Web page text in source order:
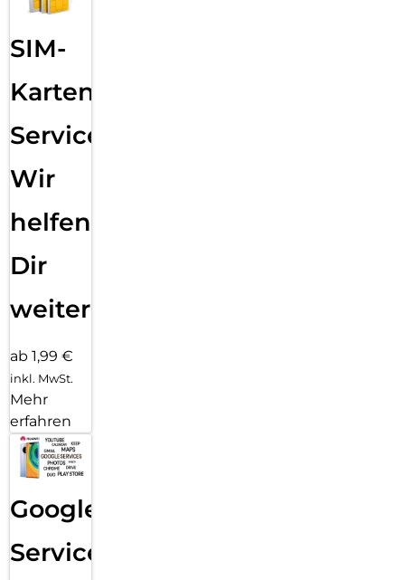
SIM-
Karten
Service:
Wir
helfen
Dir
weiter
ab 1,99 €
inkl. MwSt.
Mehr
erfahren
Google
Services